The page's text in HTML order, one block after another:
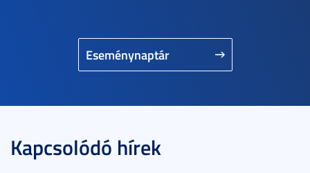
Eseménynaptár
Kapcsolódó hírek